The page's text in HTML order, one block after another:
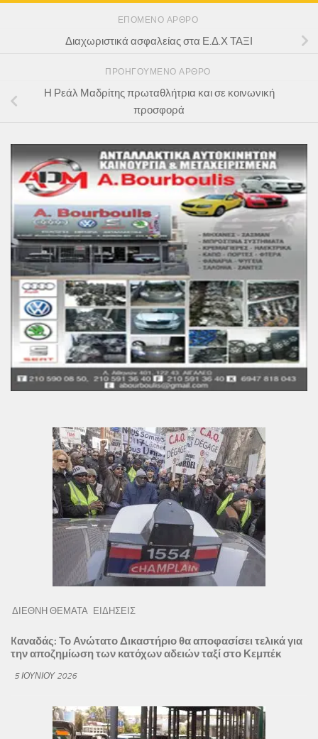
ΕΠΌΜΕΝΟ ΆΡΘΡΟ
Διαχωριστικά ασφαλείας στα Ε.Δ.Χ ΤΑΞΙ
ΠΡΟΗΓΟΎΜΕΝΟ ΆΡΘΡΟ
Η Ρεάλ Μαδρίτης πρωταθλήτρια και σε κοινωνική
προσφορά
ΔΙΕΘΝΗ ΘΕΜΑΤΑ ΕΙΔΗΣΕΙΣ
Kαναδάς: Το Ανώτατο Δικαστήριο θα αποφασίσει τελικά για
την αποζημίωση των κατόχων αδειών ταξί στο Κεμπέκ
5 ΙΟΥΝΊΟΥ 2026